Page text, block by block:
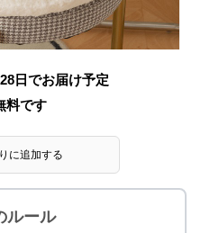
日でお届け予定
料です
に追加する
ルール